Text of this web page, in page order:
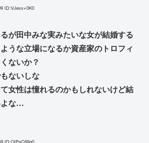
ID:VJesx+0K0
が田中みな実みたいな女が結婚する
うな立場になるか資産家のトロフィ
ないか？
ないしな
女性は憧れるのかもしれないけど結
よな…